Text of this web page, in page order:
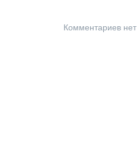
Комментариев нет